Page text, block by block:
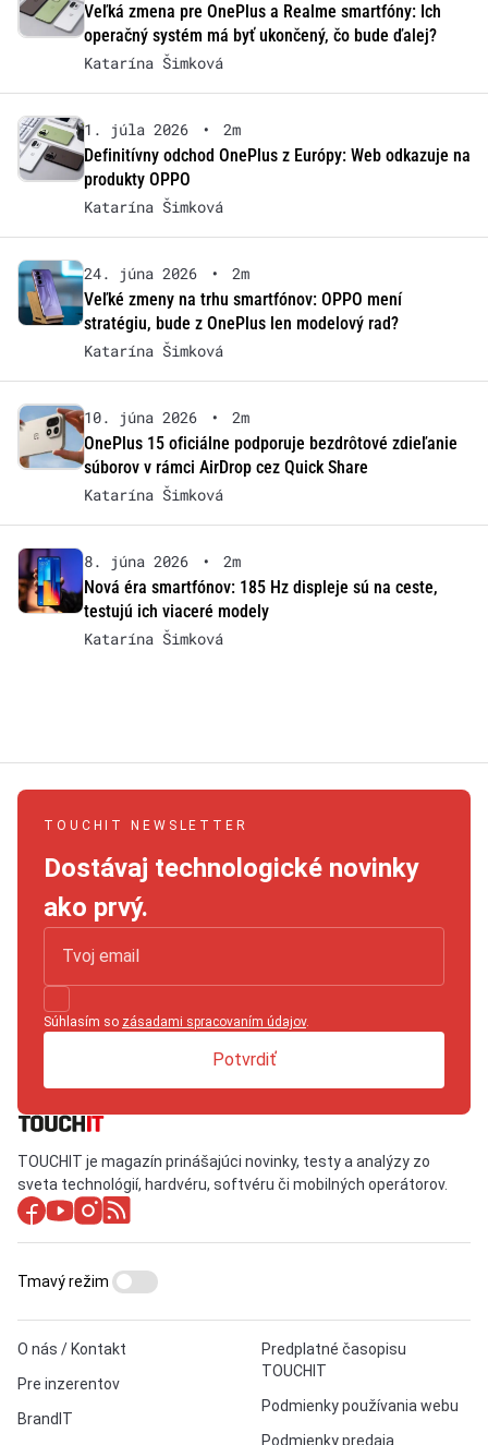
Veľká zmena pre OnePlus a Realme smartfóny: Ich
operačný systém má byť ukončený, čo bude ďalej?
Katarína Šimková
1. júla 2026 •
2m
Definitívny odchod OnePlus z Európy: Web odkazuje na
produkty OPPO
Katarína Šimková
24. júna 2026 •
2m
Veľké zmeny na trhu smartfónov: OPPO mení
stratégiu, bude z OnePlus len modelový rad?
Katarína Šimková
10. júna 2026 •
2m
OnePlus 15 oficiálne podporuje bezdrôtové zdieľanie
súborov v rámci AirDrop cez Quick Share
Katarína Šimková
8. júna 2026 •
2m
Nová éra smartfónov: 185 Hz displeje sú na ceste,
testujú ich viaceré modely
Katarína Šimková
TOUCHIT NEWSLETTER
Dostávaj technologické novinky
ako prvý.
Súhlasím so zásadami spracovaním údajov.
Potvrdiť
TOUCHIT je magazín prinášajúci novinky, testy a analýzy zo
sveta technológií, hardvéru, softvéru či mobilných operátorov.
O nás / Kontakt
Pre inzerentov
BrandIT
Predplatné časopisu
TOUCHIT
Podmienky používania webu
Podmienky predaja
Tmavý režim